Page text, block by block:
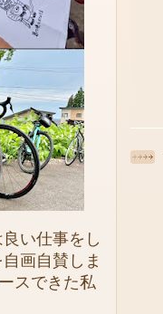
い仕事をし
画自賛しま
スできた私